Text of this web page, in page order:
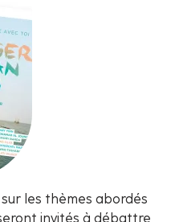
les thèmes abordés
invités à débattre